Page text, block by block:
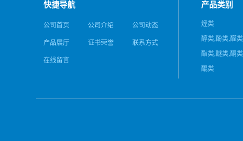
快捷导航
公司首页 公司介绍 公司动态
产品展厅 证书荣誉 联系方式
在线留言
产品类别
烃类
醇类,酚类,醛类
酯类,醚类,酮类
醌类